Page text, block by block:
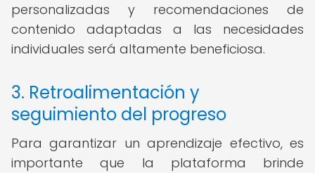
personalizadas y recomendaciones de
contenido adaptadas a las necesidades
individuales será altamente beneficiosa.
3. Retroalimentación y
seguimiento del progreso
Para garantizar un aprendizaje efectivo, es
importante que la plataforma brinde